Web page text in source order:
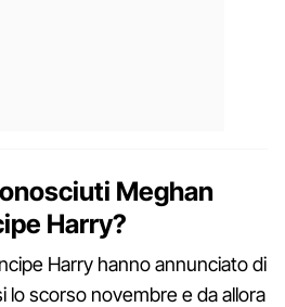
Meghan
Harry?
Harry hanno annunciato di
lo scorso novembre e da allora